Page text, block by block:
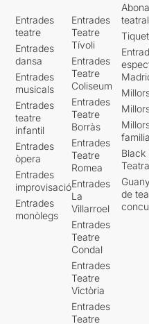
Entrades
teatre
Entrades
dansa
Entrades
musicals
Entrades
teatre
infantil
Entrades
òpera
Entrades
improvisació
Entrades
monòlegs
Entrades
Teatre
Tívoli
Entrades
Teatre
Coliseum
Entrades
Teatre
Borràs
Entrades
Teatre
Romea
Entrades
La
Villarroel
Entrades
Teatre
Condal
Entrades
Teatre
Victòria
Entrades
Teatre
Black
de